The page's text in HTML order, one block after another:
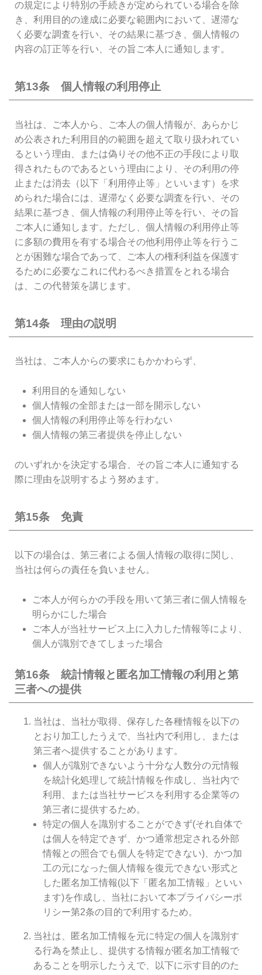
の規定により特別の手続きが定められている場合を除
き、利用目的の達成に必要な範囲内において、遅滞な
く必要な調査を行い、その結果に基づき、個人情報の
内容の訂正等を行い、その旨ご本人に通知します。
第13条 個人情報の利用停止
当社は、ご本人から、ご本人の個人情報が、あらかじ
め公表された利用目的の範囲を超えて取り扱われてい
るという理由、または偽りその他不正の手段により取
得されたものであるという理由により、その利用の停
止または消去（以下「利用停止等」といいます）を求
められた場合には、遅滞なく必要な調査を行い、その
結果に基づき、個人情報の利用停止等を行い、その旨
ご本人に通知します。ただし、個人情報の利用停止等
に多額の費用を有する場合その他利用停止等を行うこ
とが困難な場合であって、ご本人の権利利益を保護す
るために必要なこれに代わるべき措置をとれる場合
は、この代替策を講じます。
第14条 理由の説明
当社は、ご本人からの要求にもかかわらず、
利用目的を通知しない
個人情報の全部または一部を開示しない
個人情報の利用停止等を行わない
個人情報の第三者提供を停止しない
のいずれかを決定する場合、その旨ご本人に通知する
際に理由を説明するよう努めます。
第15条 免責
以下の場合は、第三者による個人情報の取得に関し、
当社は何らの責任を負いません。
ご本人が何らかの手段を用いて第三者に個人情報を
明らかにした場合
ご本人が当社サービス上に入力した情報等により、
個人が識別できてしまった場合
第16条 統計情報と匿名加工情報の利用と第
三者への提供
当社は、当社が取得、保存した各種情報を以下の
とおり加工したうえで、当社内で利用し、または
第三者へ提供することがあります。
個人が識別できないよう十分な人数分の元情報
を統計化処理して統計情報を作成し、当社内で
利用、または当社サービスを利用する企業等の
第三者に提供するため。
特定の個人を識別することができず(それ自体で
は個人を特定できず、かつ通常想定される外部
情報との照合でも個人を特定できない)、かつ加
工の元になった個人情報を復元できない形式と
した匿名加工情報(以下「匿名加工情報」といい
ます)を作成し、当社において本プライバシーポ
リシー第2条の目的で利用するため。
当社は、匿名加工情報を元に特定の個人を識別す
る行為を禁止し、提供する情報が匿名加工情報で
あることを明示したうえで、以下に示す目的のた